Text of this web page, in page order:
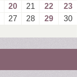
20 21 22
23
27 28 29
30